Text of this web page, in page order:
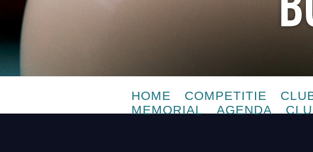
HOME COMPETITIE
MEMORIAL
AGENDA